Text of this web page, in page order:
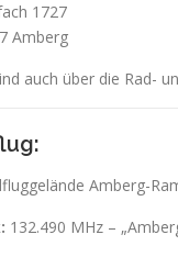
1727
Amberg
auch über die Rad-
Amberg-
132.490 MHz –